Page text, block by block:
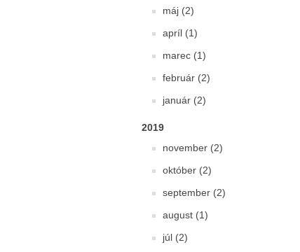
máj (2)
apríl (1)
marec (1)
február (2)
január (2)
2019
november (2)
október (2)
september (2)
august (1)
júl (2)